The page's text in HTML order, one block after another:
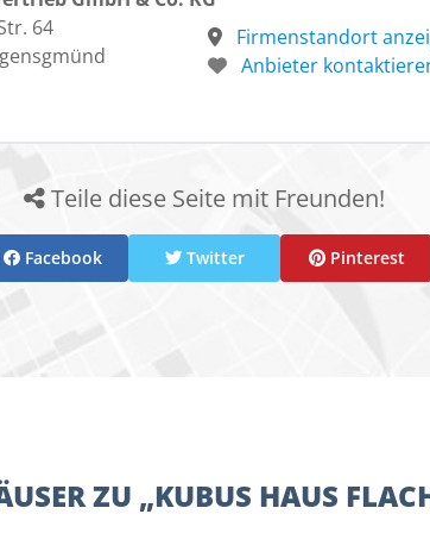
64
Firmenstandort
Anbieter
Teile diese Seite mit Freunden!
Facebook Twitter Pinterest
ZU „KUBUS HAUS